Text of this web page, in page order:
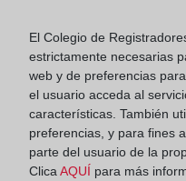
compraventa, la
declara el comprador)
(si no dice nada). En
sólo a nombre del
forma que la venta
posible con el
El Colegio de
estrictamente necesarias
web y de preferencias
el usuario acceda al
características. También
preferencias, y para fines
parte del usuario de la
Clica AQUÍ para más